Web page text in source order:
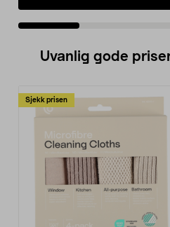
Uvanlig gode
Sjekk prisen